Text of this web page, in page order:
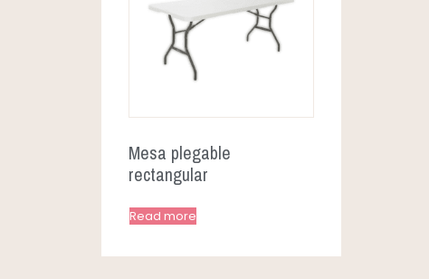
Mesa plegable
rectangular
Read more